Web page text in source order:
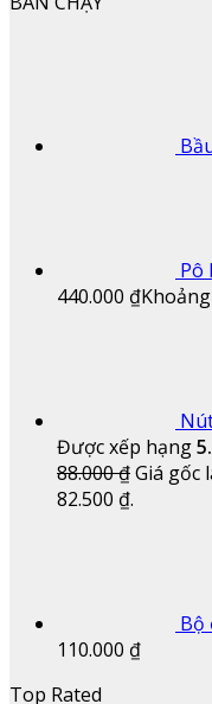
Pô
440.000 ₫
Được xếp hạng
88.000₫Giá gốc
82.500 ₫.
Bộ
110.000 ₫
Top Rated